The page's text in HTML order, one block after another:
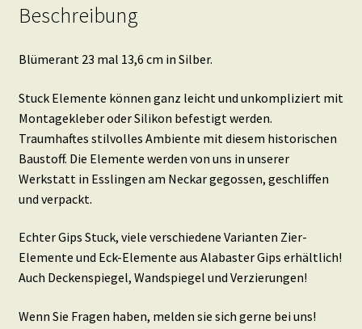
Beschreibung
Blümerant 23 mal 13,6 cm in Silber.
Stuck Elemente können ganz leicht und unkompliziert mit
Montagekleber oder Silikon befestigt werden.
Traumhaftes stilvolles Ambiente mit diesem historischen
Baustoff. Die Elemente werden von uns in unserer
Werkstatt in Esslingen am Neckar gegossen, geschliffen
und verpackt.
Echter Gips Stuck, viele verschiedene Varianten Zier-
Elemente und Eck-Elemente aus Alabaster Gips erhältlich!
Auch Deckenspiegel, Wandspiegel und Verzierungen!
Wenn Sie Fragen haben, melden sie sich gerne bei uns!